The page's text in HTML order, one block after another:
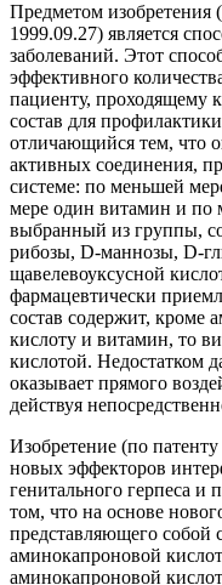
Предметом
1999.09.27) является
заболеваний. Этот
эффективного
пациенту, проходящему
состав для
отличающийся тем, что
активных соединения,
системе: по меньшей
мере один витамин и по
выбранный из группы,
рибозы, D-маннозы, D-
щавелевоуксусной
фармацевтически
состав содержит, кроме
кислоту и витамин, то
кислотой. Недостатком
оказывает прямого
действуя
Изобретение (по
новых эффекторов
генитального герпеса и
том, что на основе
представляющего собой
аминокапроновой
аминокапроновой